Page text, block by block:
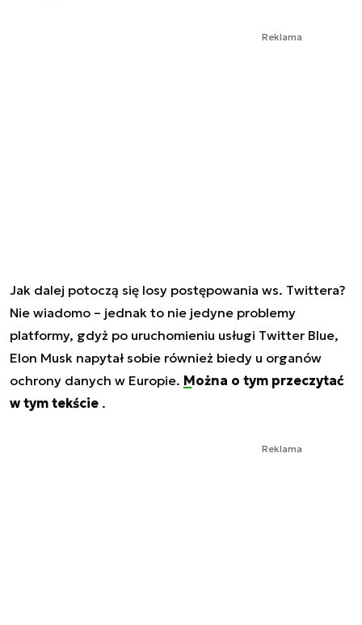
Reklama
Jak dalej potoczą się losy postępowania ws. Twittera?
Nie wiadomo – jednak to nie jedyne problemy
platformy, gdyż po uruchomieniu usługi Twitter Blue,
Elon Musk napytał sobie również biedy u organów
ochrony danych w Europie. Można o tym przeczytać
w tym tekście .
Reklama